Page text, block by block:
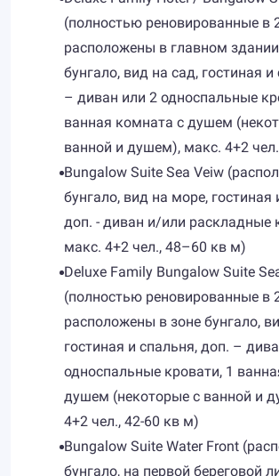
(полностью реновированные в
расположены в главном
бунгало, вид на сад, гостиная
– диван или 2 односпальные
ванная комната с душем
ванной и душем), макс. 4+2
Bungalow Suite Sea Veiw
бунгало, вид на море, гостиная
доп. - диван и/или раскладные
макс. 4+2 чел., 48–60 кв м)
Deluxe Family Bungalow Suite
(полностью реновированные в
расположены в зоне бунгало,
гостиная и спальня, доп. –
односпальные кровати, 1
душем (некоторые с ванной и
4+2 чел., 42-60 кв м)
Bungalow Suite Water Front
бунгало, на первой береговой